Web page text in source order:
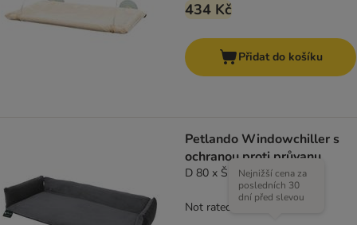
434 Kč
Přidat do košíku
Petlando Windowchiller s
ochranou proti průvanu
D 80 x Š 35 x V 4 cm
Nejnižší cena za
posledních 30
dní před slevou
Not rated